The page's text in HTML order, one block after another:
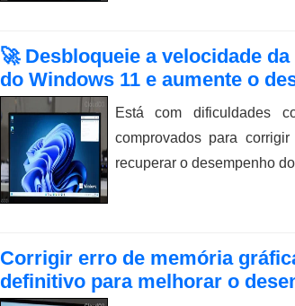
🚀 Desbloqueie a velocidade
do Windows 11 e aumente o
Está com dificuldades
comprovados para
recuperar o desempenho
Corrigir erro de memória
definitivo para melhorar o